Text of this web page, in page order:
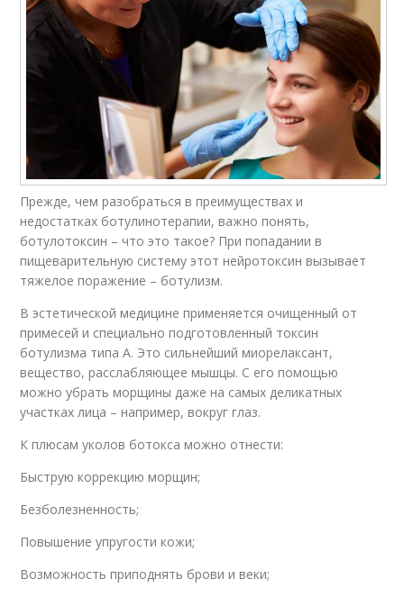
Прежде, чем разобраться в преимуществах и
недостатках ботулинотерапии, важно понять,
ботулотоксин – что это такое? При попадании в
пищеварительную систему этот нейротоксин вызывает
тяжелое поражение – ботулизм.
В эстетической медицине применяется очищенный от
примесей и специально подготовленный токсин
ботулизма типа А. Это сильнейший миорелаксант,
вещество, расслабляющее мышцы. С его помощью
можно убрать морщины даже на самых деликатных
участках лица – например, вокруг глаз.
К плюсам уколов ботокса можно отнести:
Быструю коррекцию морщин;
Безболезненность;
Повышение упругости кожи;
Возможность приподнять брови и веки;